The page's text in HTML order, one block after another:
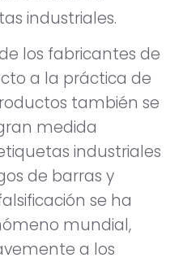
industriales.
los fabricantes de
a la práctica de
también se
medida
industriales
de barras y
se ha
mundial,
a los